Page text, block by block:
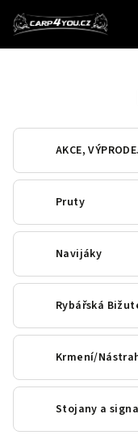
obsah
AKCE,
Pruty
Navijáky
Rybářská
Krmení/
Stojany a